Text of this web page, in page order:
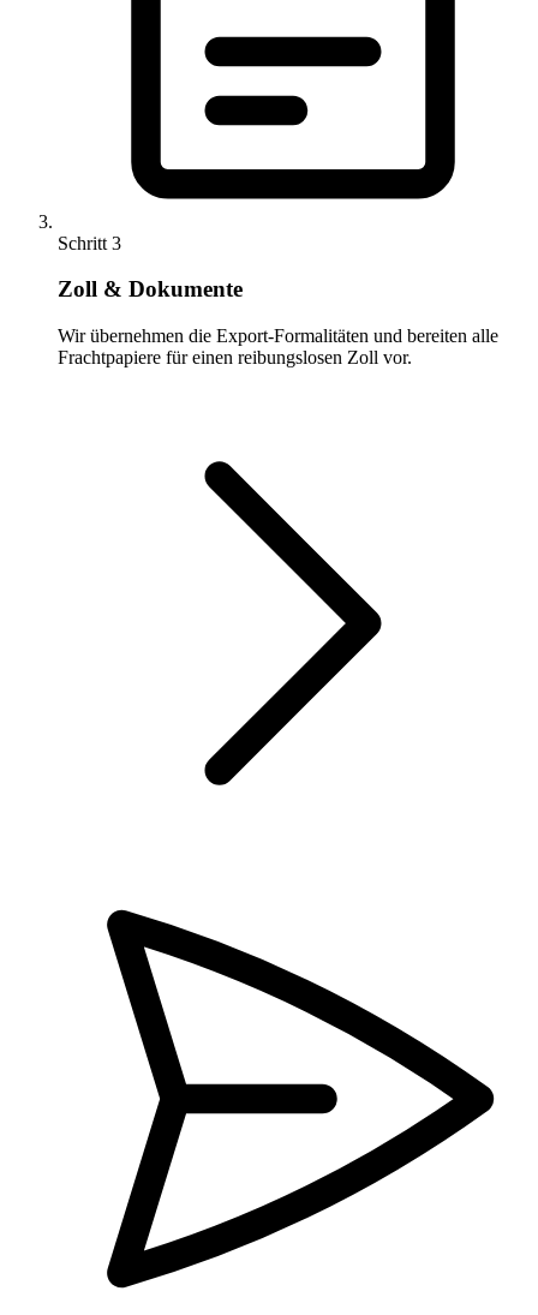
Schritt 3
Zoll & Dokumente
Wir übernehmen die Export-Formalitäten und bereiten alle
Frachtpapiere für einen reibungslosen Zoll vor.